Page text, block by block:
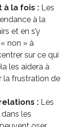
à la fois : Les
à la
et en s’y
non » à
sur ce qui
les aidera à
la frustration de
: Les
les